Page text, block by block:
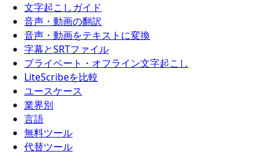
文字起こしガイド
音声・動画の翻訳
音声・動画をテキストに変換
字幕とSRTファイル
プライベート・オフライン文字起こし
LiteScribeを比較
ユースケース
業界別
言語
無料ツール
代替ツール